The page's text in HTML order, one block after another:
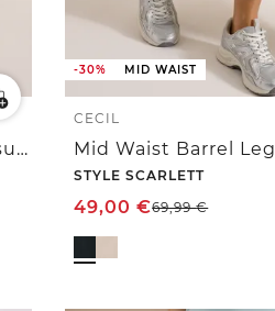
Mid Waist Barrel Leg Hose im Casual Fit
-30% MID WAIST
CECIL
STYLE SCARLETT
49,00€69,99€